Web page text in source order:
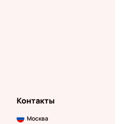
Контакты
Москва